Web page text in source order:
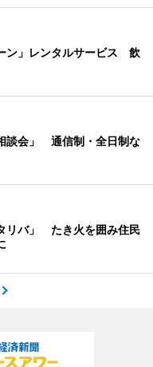
ン」レンタルサービス 飲
談会」 通信制・全日制な
リバ」 たき火を囲み住民